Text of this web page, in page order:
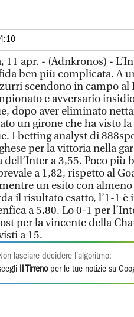
11 apr. - (Adnkronos) -
ben più complicata. A
scendono in campo
e avversario
dopo aver eliminato
un girone che ha visto
I betting analyst di
per la vittoria nella
dell’Inter a 3,55. Poco più
a 1,82, rispetto al
un esito con
il risultato esatto, l’1-1 è
a 5,80. Lo 0-1 per
per la vincente della
a 15.
lasciare decidere l'algoritmo:
Il Tirrenoper le tue notizie su